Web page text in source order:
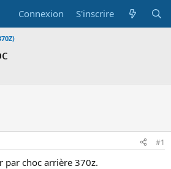
Connexion S'inscrire
#1
choc arrière 370z.